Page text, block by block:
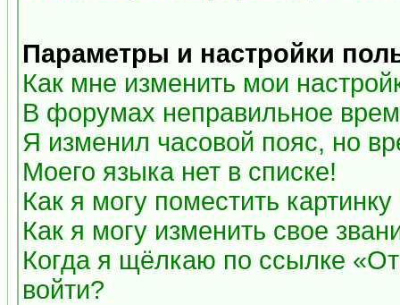
Параметры и настройки
Как мне изменить мои
В форумах неправильное
Я изменил часовой пояс, но
Моего языка нет в списке!
Как я могу поместить
Как я могу изменить свое
Когда я щёлкаю по ссылке
войти?